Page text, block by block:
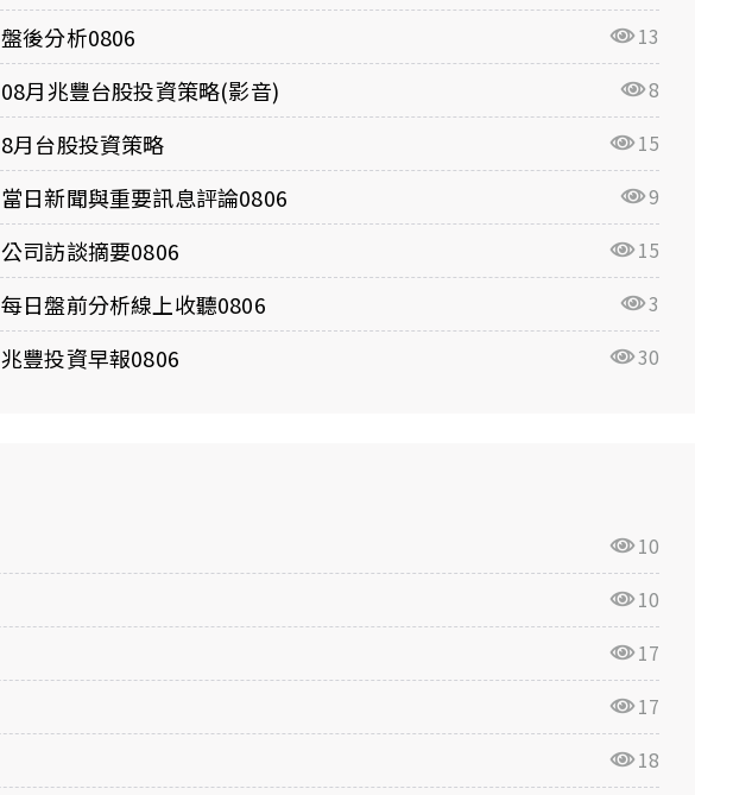
盤後分析0806 13
08月兆豐台股投資策略(影音) 8
8月台股投資策略 15
當日新聞與重要訊息評論0806 9
公司訪談摘要0806 15
每日盤前分析線上收聽0806 3
兆豐投資早報0806 30
10
10
17
17
18